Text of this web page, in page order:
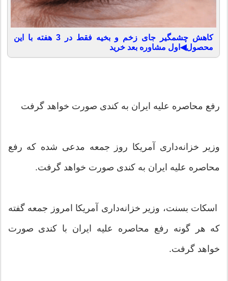
کاهش چشمگیر جای زخم و بخیه فقط در 3 هفته با این
محصول◀اول مشاوره بعد خرید
رفع محاصره علیه ایران به کندی صورت خواهد گرفت
وزیر خزانه‌داری آمریکا روز جمعه مدعی شده که رفع
محاصره علیه ایران به کندی صورت خواهد گرفت.
اسکات بسنت، وزیر خزانه‌داری آمریکا امروز جمعه گفته
که هر گونه رفع محاصره علیه ایران با کندی صورت
خواهد گرفت.